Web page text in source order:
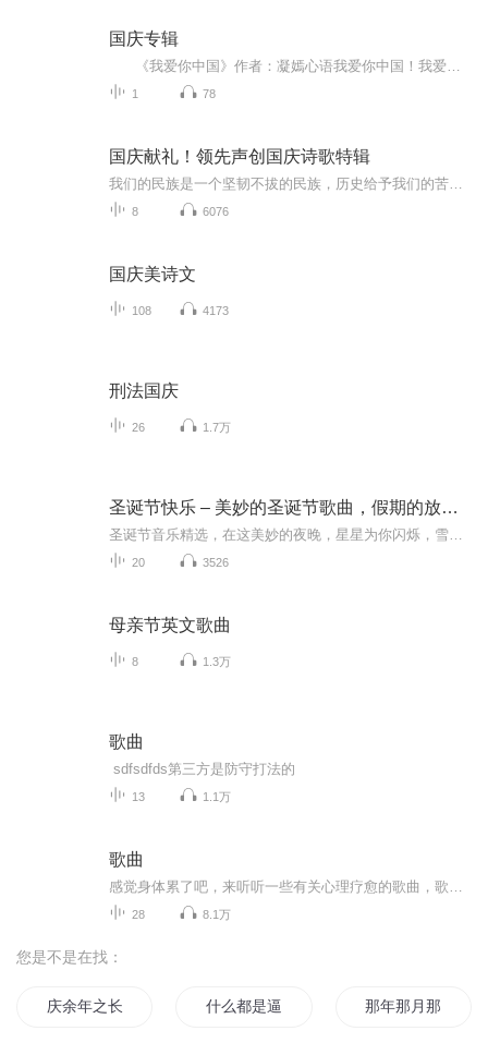
国庆专辑
1 78
国庆献礼！领先声创国庆诗歌特辑
8 6076
国庆美诗文
108 4173
刑法国庆
26 1.7万
圣诞节快乐 – 美妙的圣诞节歌曲，假期的放松歌曲
20 3526
母亲节英文歌曲
8 1.3万
歌曲
sdfsdfds第三方是防守打法的
13 1.1万
歌曲
28 8.1万
您是不是在找：
庆余年之长歌行 什么都是逼出来的 那年那月那时节